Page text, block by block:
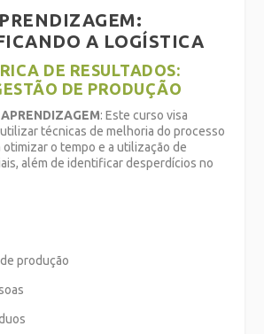
A LOGÍSTICA
DE RESULTADOS:
DE PRODUÇÃO
: Este curso visa
técnicas de melhoria do processo
o tempo e a utilização de
além de identificar desperdícios no
produção